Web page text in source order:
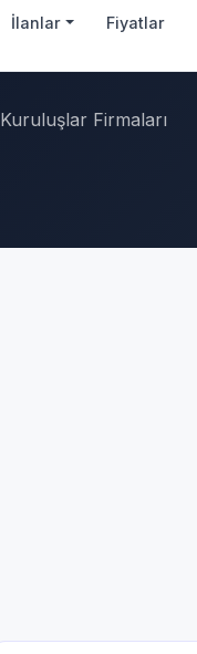
İlanlar Fiyatlar
Kuruluşlar Firmaları